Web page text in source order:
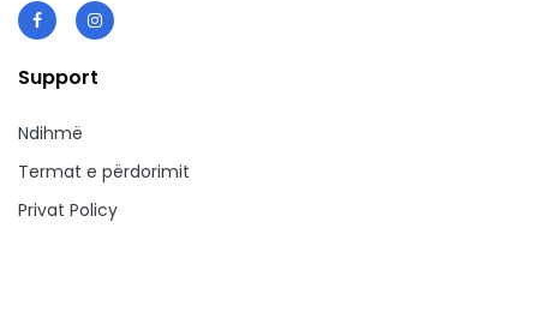
Support
Ndihmë
Termat e përdorimit
Privat Policy